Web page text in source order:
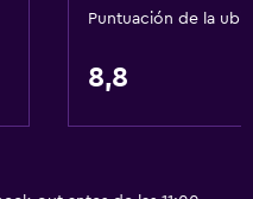
Puntuación de la
8,8